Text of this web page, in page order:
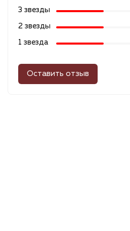
3 звезды
2 звезды
1 звезда
Оставить отзыв